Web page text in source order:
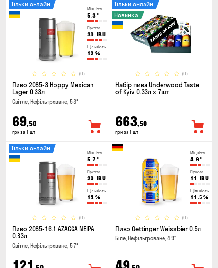
Міцність
5.3°
Гіркота
30 IBU
Щільність
12 %
(0)
Тільки онлайн
Пиво 2085-3 Hoppy Mexican
Lager 0.33л
Світле, Нефільтроване, 5.3°
69,50
грн за 1 шт
(0)
Тільки онлайн
Новинка
Набір пива Underwood Taste
of Kyiv 0.33л x 7шт
663,50
грн за 1 шт
Міцність
5.7 °
Гіркота
20 IBU
Щільність
14 %
(0)
Тільки онлайн
Пиво 2085-16.1 AZACCA NEIPA
0.33л
Світле, Нефільтроване, 5.7°
Міцність
4.9 °
Гіркота
11 IBU
Щільність
11.5 %
(0)
Пиво Oettinger Weissbier 0.5л
Біле, Нефільтроване, 4.9°